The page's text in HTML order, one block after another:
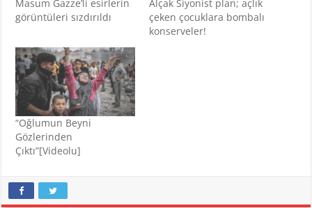
Masum Gazze’li esirlerin
görüntüleri sızdırıldı
Alçak Siyonist plan; açlık
çeken çocuklara bombalı
konserveler!
“Oğlumun Beyni
Gözlerinden
Çıktı”[Videolu]